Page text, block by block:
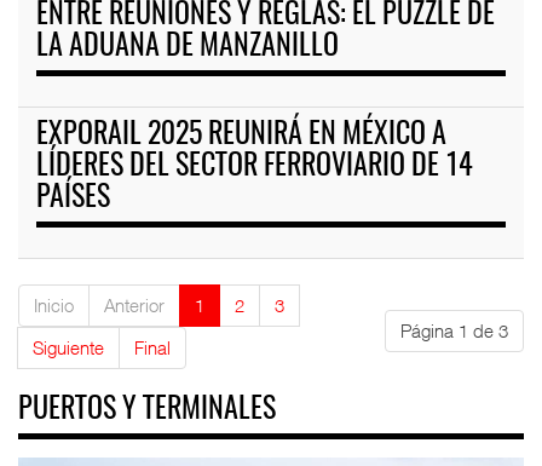
ENTRE REUNIONES Y REGLAS: EL PUZZLE DE
LA ADUANA DE MANZANILLO
EXPORAIL 2025 REUNIRÁ EN MÉXICO A
LÍDERES DEL SECTOR FERROVIARIO DE 14
PAÍSES
Página 1 de 3
Inicio Anterior 1 2
3
Siguiente
Final
PUERTOS Y TERMINALES